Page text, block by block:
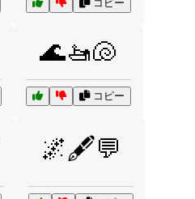
コピー
🌊🚤🐚
コピー
🌌🖋️💬